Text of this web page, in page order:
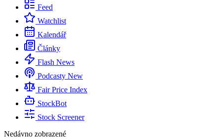
Feed
Watchlist
Kalendář
Články
Flash News
Podcasty New
Fair Price Index
StockBot
Stock Screener
Nedávno zobrazené